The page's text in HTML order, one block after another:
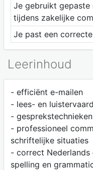
Je gebruikt gepaste
tijdens zakelijke
Je past een
Leerinhoud
- efficiënt e-mailen
- lees- en
-
- professioneel
schriftelijke situaties
- correct
spelling en